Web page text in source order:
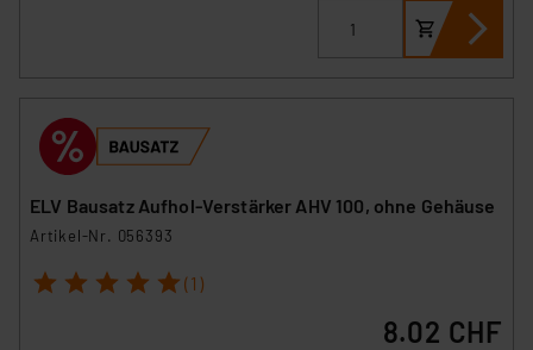
ELV Bausatz Aufhol-Verstärker AHV 100, ohne Gehäuse
Artikel-Nr. 056393
1 2 3 4 5 (1)
8.02 CHF